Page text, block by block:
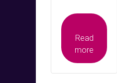
Read
more